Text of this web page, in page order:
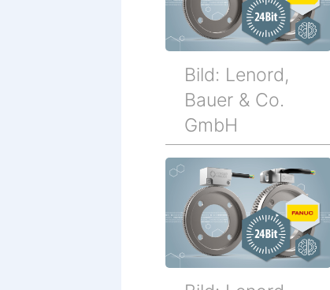
Bild: Lenord,
Bauer & Co.
GmbH